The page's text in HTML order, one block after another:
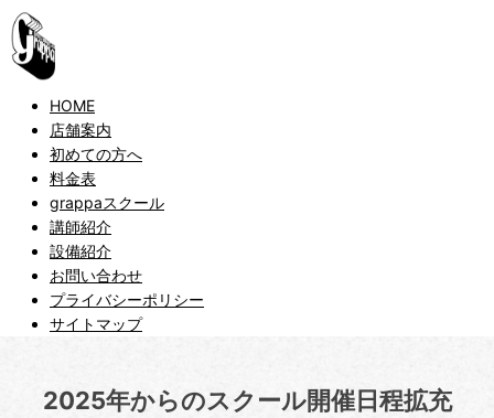
HOME
店舗案内
初めての方へ
料金表
grappaスクール
講師紹介
設備紹介
お問い合わせ
プライバシーポリシー
サイトマップ
2025年からのスクール開催日程拡充